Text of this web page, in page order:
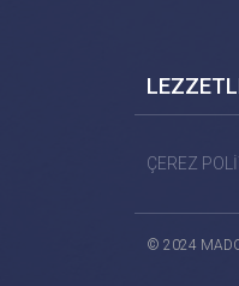
ÇEREZ
© 2024